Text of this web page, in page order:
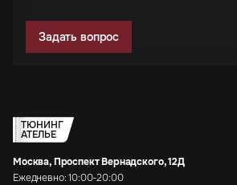
Задать вопрос
ТЮНИНГ
АТЕЛЬЕ
Москва, Проспект Вернадского, 12Д
Ежедневно: 10:00-20:00